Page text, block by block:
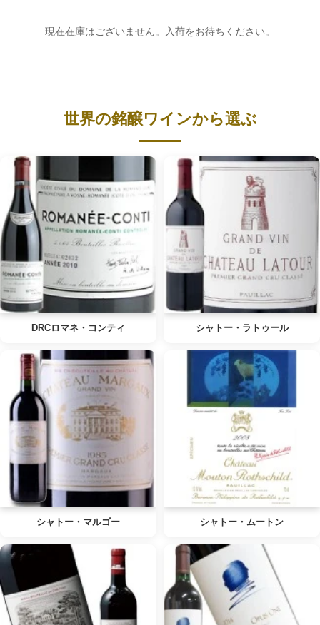
現在在庫はございません。入荷をお待ちください。
世界の銘醸ワインから選ぶ
DRCロマネ・コンティ シャトー・ラトゥール
シャトー・マルゴー シャトー・ムートン